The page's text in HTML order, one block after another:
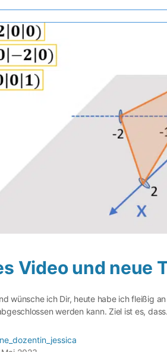
Video und neue
wünsche ich Dir, heute habe ich fleißig
werden kann. Ziel ist es,